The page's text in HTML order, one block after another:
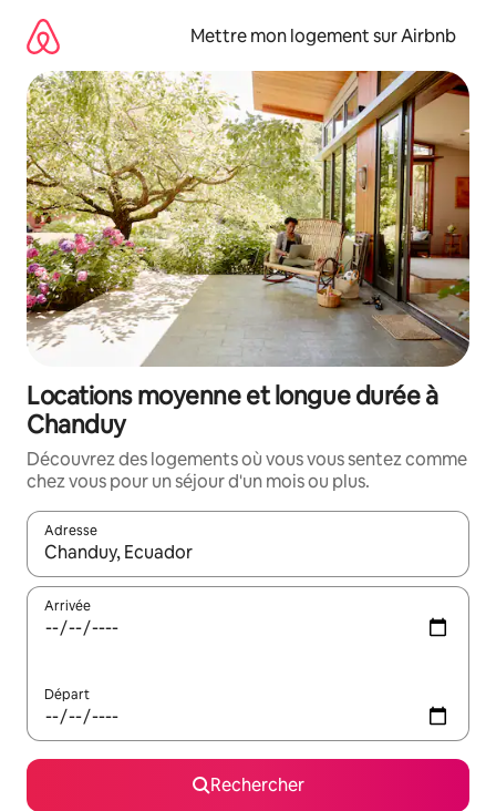
directement
contenu
Mettre mon logement sur Airbnb
Locations moyenne et longue durée à
Chanduy
Découvrez des logements où vous vous sentez comme
chez vous pour un séjour d'un mois ou plus.
Adresse
Lorsque les résultats s'affichent, utilisez les flèches vers le
Arrivée
Départ
Rechercher